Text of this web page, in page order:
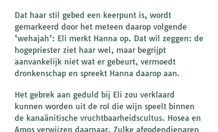
Dat haar stil gebed een keerpunt is, wordt
gemarkeerd door het meteen daarop volgende
‘wehajah’: Eli merkt Hanna op. Dat wil zeggen: de
hogepriester ziet haar wel, maar begrijpt
aanvankelijk niet wat er gebeurt, vermoedt
dronkenschap en spreekt Hanna daarop aan.
Het gebrek aan geduld bij Eli zou verklaard
kunnen worden uit de rol die wijn speelt binnen
de kanaänitische vruchtbaarheidscultus. Hosea en
Amos verwijzen daarnaar. Zulke afgodendienaren